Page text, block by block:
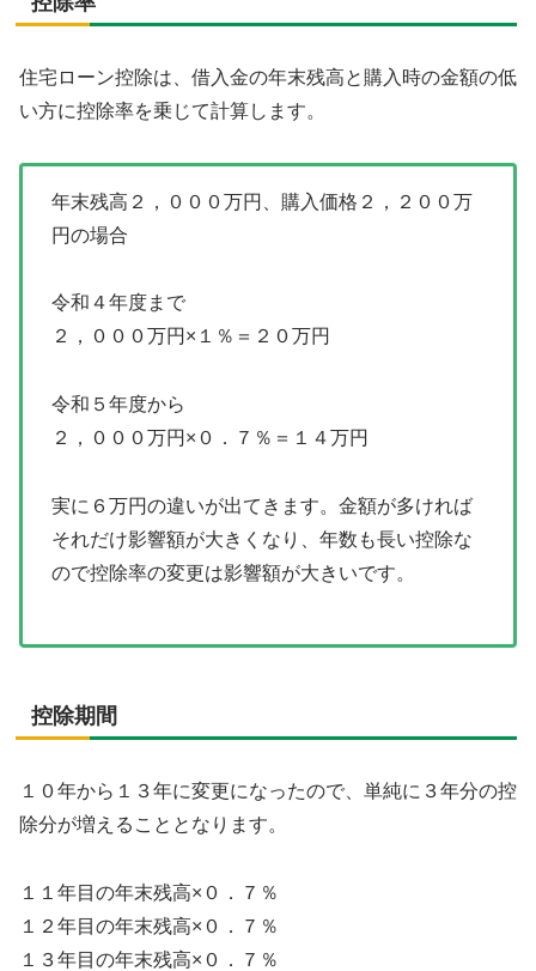
住宅ローン控除は、借入金の年末残高と購入時の金額の低
い方に控除率を乗じて計算します。
年末残高２，０００万円、購入価格２，２００万
円の場合
令和４年度まで
２，０００万円×１％＝２０万円
令和５年度から
２，０００万円×０．７％＝１４万円
実に６万円の違いが出てきます。金額が多ければ
それだけ影響額が大きくなり、年数も長い控除な
ので控除率の変更は影響額が大きいです。
控除期間
１０年から１３年に変更になったので、単純に３年分の控
除分が増えることとなります。
１１年目の年末残高×０．７％
１２年目の年末残高×０．７％
１３年目の年末残高×０．７％